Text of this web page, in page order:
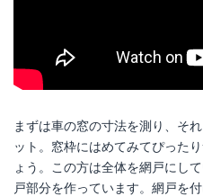
まずは車の窓の寸法を測り、そ
ット。窓枠にはめてみてぴった
ょう。この方は全体を網戸にし
戸部分を作っています。網戸を